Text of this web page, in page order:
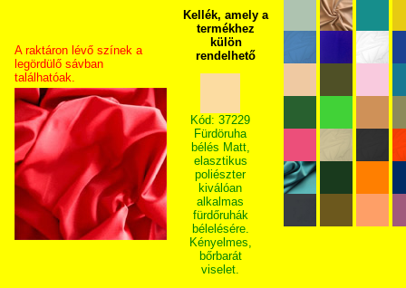
A raktáron lévő színek a
legördülő sávban
találhatóak.
Kellék, amely a
termékhez
külön
rendelhető
Kód: 37229
Fürdöruha
bélés Matt,
elasztikus
poliészter
kiválóan
alkalmas
fürdőruhák
bélelésére.
Kényelmes,
bőrbarát
viselet.